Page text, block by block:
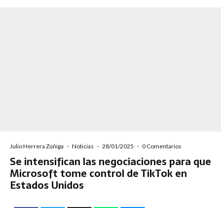
Julio Herrera Zúñiga · Noticias · 28/01/2025 · 0 Comentarios
Se intensifican las negociaciones para que
Microsoft tome control de TikTok en
Estados Unidos